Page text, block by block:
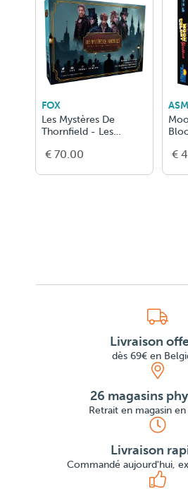
FOX
Les Mystères De
Thornfield - Les
€ 70.00 €
Livraison
dès 69€ en
26 magasins
Retrait en magasin
Livraison
Commandé aujourd'hui,